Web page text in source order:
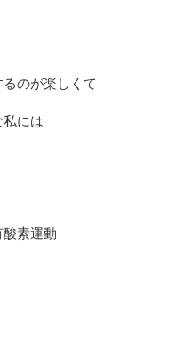
のが楽しくて
には
素運動